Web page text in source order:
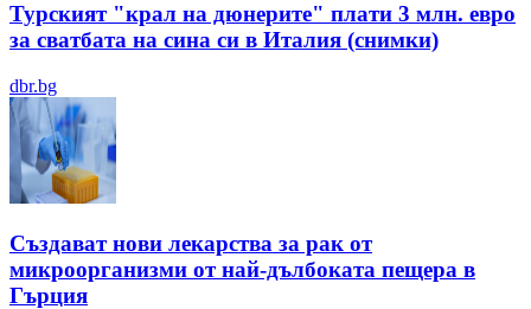
Турският "крал на дюнерите" плати 3 млн. евро
за сватбата на сина си в Италия (снимки)
dbr.bg
Създават нови лекарства за рак от
микроорганизми от най-дълбоката пещера в
Гърция